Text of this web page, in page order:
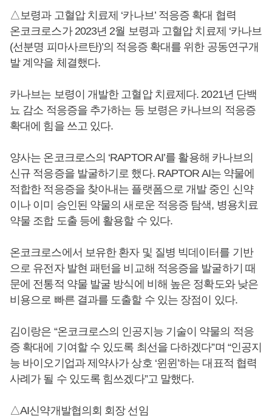
△보령과 고혈압 치료제 ‘카나브’ 적응증 확대 협력
온코크로스가 2023년 2월 보령과 고혈압 치료제 ‘카나브
(선분명 피마사르탄)’의 적응증 확대를 위한 공동연구개
발 계약을 체결했다.
카나브는 보령이 개발한 고혈압 치료제다. 2021년 단백
뇨 감소 적응증을 추가하는 등 보령은 카나브의 적응증
확대에 힘을 쓰고 있다.
양사는 온코크로스의 ‘RAPTOR AI’를 활용해 카나브의
신규 적응증을 발굴하기로 했다. RAPTOR AI는 약물에
적합한 적응증을 찾아내는 플랫폼으로 개발 중인 신약
이나 이미 승인된 약물의 새로운 적응증 탐색, 병용치료
약물 조합 도출 등에 활용할 수 있다.
온코크로스에서 보유한 환자 및 질병 빅데이터를 기반
으로 유전자 발현 패턴을 비교해 적응증을 발굴하기 때
문에 전통적 약물 발굴 방식에 비해 높은 정확도와 낮은
비용으로 빠른 결과를 도출할 수 있는 장점이 있다.
김이랑은 “온코크로스의 인공지능 기술이 약물의 적응
증 확대에 기여할 수 있도록 최선을 다하겠다”며 “인공지
능 바이오기업과 제약사가 상호 ‘윈윈’하는 대표적 협력
사례가 될 수 있도록 힘쓰겠다”고 말했다.
△AI신약개발협의회 회장 선임